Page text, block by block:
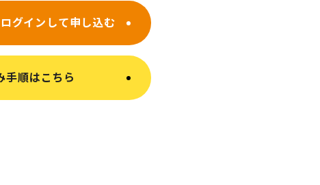
グインして申し込む
手順はこちら